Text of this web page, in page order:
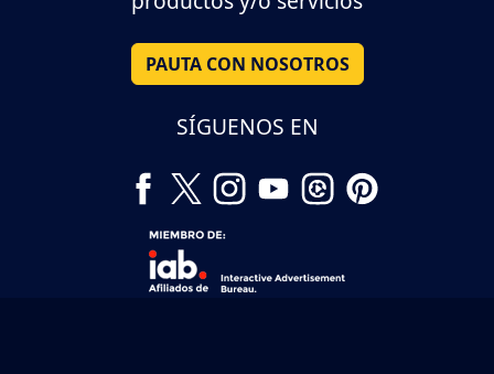
PAUTA CON NOSOTROS
SÍGUENOS EN